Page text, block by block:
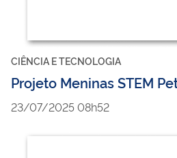
CIÊNCIA E TECNOLOGIA
Projeto Meninas STEM
23/07/2025 08h52